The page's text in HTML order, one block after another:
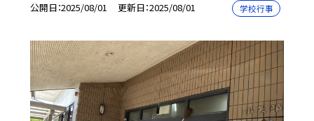
公開日 2025/08/01 更新日 2025/08/01 学校行事